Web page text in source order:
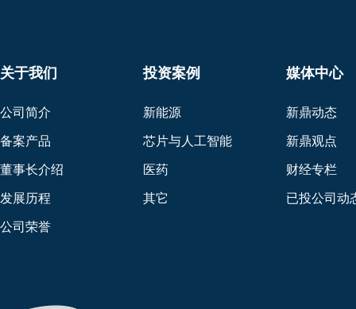
关于我们
公司简介
备案产品
董事长介绍
发展历程
公司荣誉
投资案例
新能源
芯片与人工智能
医药
其它
媒体中心
新鼎动态
新鼎观点
财经专栏
已投公司动